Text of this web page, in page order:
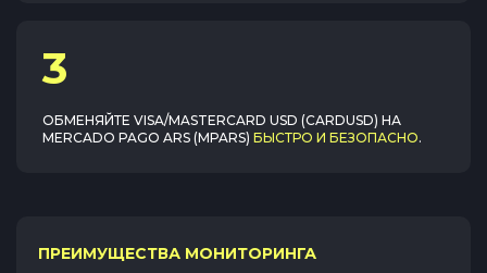
3
ОБМЕНЯЙТЕ VISA/MASTERCARD USD (CARDUSD) НА
MERCADO PAGO ARS (MPARS) БЫСТРО И БЕЗОПАСНО.
ПРЕИМУЩЕСТВА МОНИТОРИНГА